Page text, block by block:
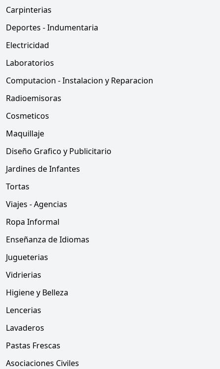
Carpinterias
Deportes - Indumentaria
Electricidad
Laboratorios
Computacion - Instalacion y Reparacion
Radioemisoras
Cosmeticos
Maquillaje
Diseño Grafico y Publicitario
Jardines de Infantes
Tortas
Viajes - Agencias
Ropa Informal
Enseñanza de Idiomas
Jugueterias
Vidrierias
Higiene y Belleza
Lencerias
Lavaderos
Pastas Frescas
Asociaciones Civiles